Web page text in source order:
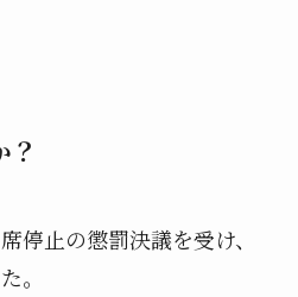
止の懲罰決議を受け、
。